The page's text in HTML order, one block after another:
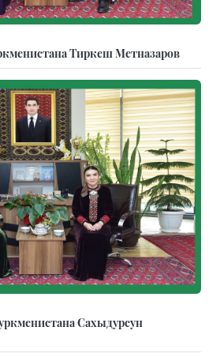
Тиркеш Мeтназаров
Сахыдурсун